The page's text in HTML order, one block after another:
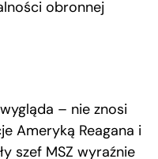
obronnej
– nie znosi
Ameryką Reagana i
szef MSZ wyraźnie